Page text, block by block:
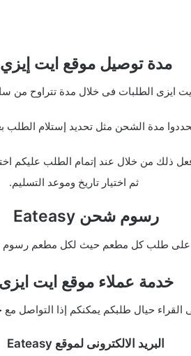
مدة توصيل موقع ايت إيزي
ايزى الطلبات فى خلال مدة تتراوح من
مدة الشحن مثل تحديد إستلام الطلب
ذلك من خلال عند إتمام الطلب عليكم
ثم اختيار تاريخ وموعد التسليم.
رسوم شحن Eateasy
على طلب كل مطعم حيث لكل مطعم رسوم
خدمة عملاء موقع ايت ايزى
حيال طلبكم يمكنكم إذا التواصل مع
البريد الالكترونى لموقع Eateasy